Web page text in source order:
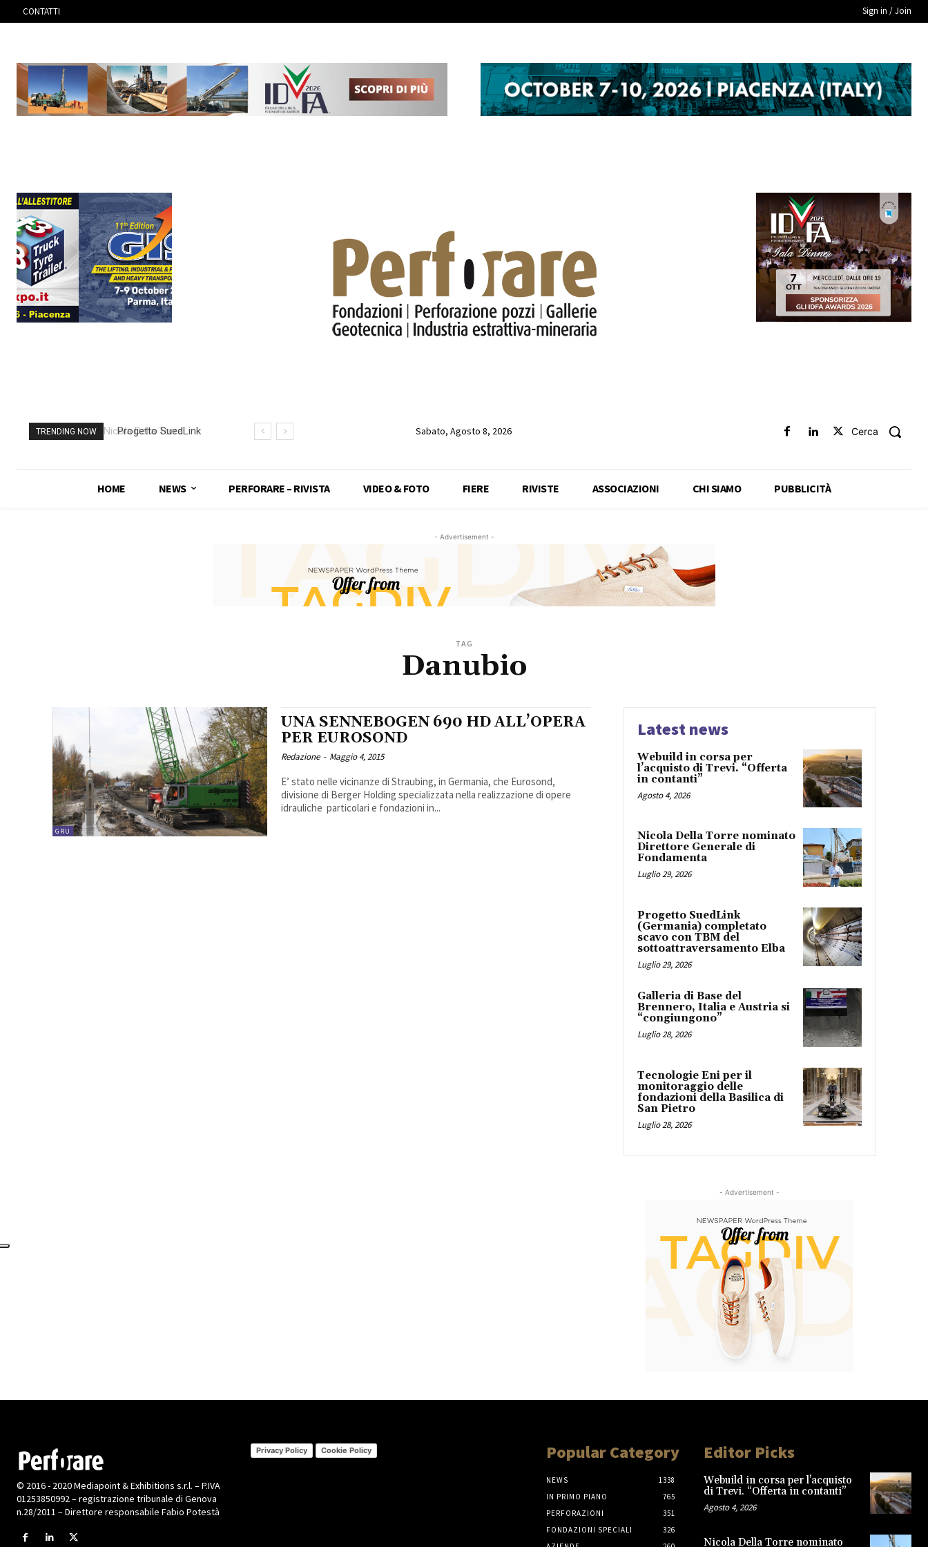
CONTATTI Sign in / Join
TRENDING NOW
Progetto SuedLink
con TBM del
Sabato, Agosto 8, 2026 Cerca
HOME NEWS PERFORARE – RIVISTA VIDEO & FOTO FIERE RIVISTE ASSOCIAZIONI CHI SIAMO PUBBLICITÀ
- Advertisement -
TAG
Danubio
GRU
UNA SENNEBOGEN 690 HD ALL’OPERA
PER EUROSOND
Redazione - Maggio 4, 2015
E’ stato nelle vicinanze di Straubing, in Germania, che Eurosond,
divisione di Berger Holding specializzata nella realizzazione di opere
idrauliche particolari e fondazioni in...
Latest news
Webuild in corsa per
l’acquisto di Trevi. “Offerta
in contanti”
Agosto 4, 2026
Nicola Della Torre nominato
Direttore Generale di
Fondamenta
Luglio 29, 2026
Progetto SuedLink
(Germania) completato
scavo con TBM del
sottoattraversamento Elba
Luglio 29, 2026
Galleria di Base del
Brennero, Italia e Austria si
“congiungono”
Luglio 28, 2026
Tecnologie Eni per il
monitoraggio delle
fondazioni della Basilica di
San Pietro
Luglio 28, 2026
- Advertisement -
© 2016 - 2020 Mediapoint & Exhibitions s.r.l. – P.IVA
01253850992 – registrazione tribunale di Genova
n.28/2011 – Direttore responsabile Fabio Potestà
Privacy Policy Cookie Policy Popular Category
NEWS
1338
IN PRIMO PIANO
765
PERFORAZIONI
351
FONDAZIONI SPECIALI
326
Editor Picks
Webuild in corsa per l’acquisto
di Trevi. “Offerta in contanti”
Agosto 4, 2026
Nicola Della Torre nominato